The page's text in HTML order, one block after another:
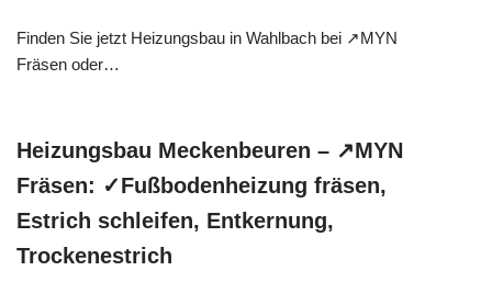
Finden Sie jetzt Heizungsbau in Wahlbach bei ↗️MYN
Fräsen oder…
Heizungsbau Meckenbeuren – ↗️MYN
Fräsen: ✓Fußbodenheizung fräsen,
Estrich schleifen, Entkernung,
Trockenestrich